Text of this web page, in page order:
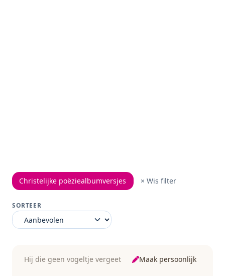
Christelijke poëziealbumversjes × Wis filter
SORTEER
Hij die geen vogeltje vergeet Maak persoonlijk